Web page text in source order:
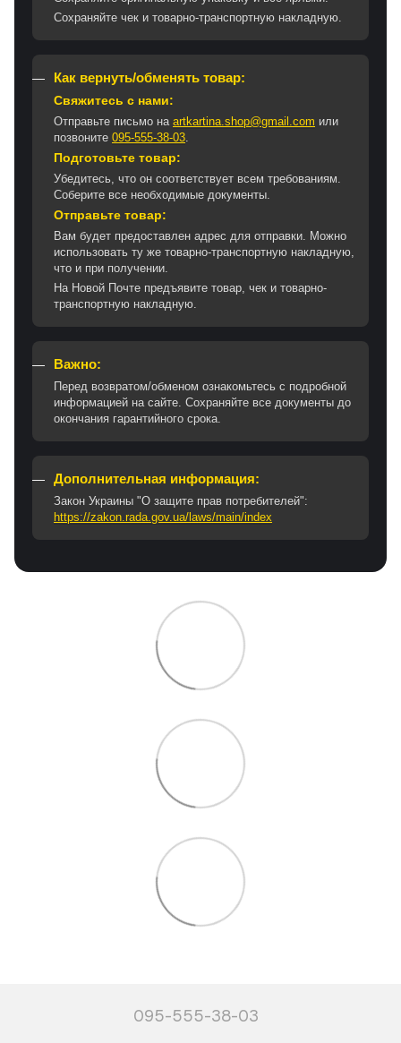
Сохраняйте чек и товарно-транспортную накладную.
Как вернуть/обменять товар:
Свяжитесь с нами:
Отправьте письмо на artkartina.shop@gmail.com или
позвоните 095-555-38-03.
Подготовьте товар:
Убедитесь, что он соответствует всем требованиям.
Соберите все необходимые документы.
Отправьте товар:
Вам будет предоставлен адрес для отправки. Можно
использовать ту же товарно-транспортную накладную,
что и при получении.
На Новой Почте предъявите товар, чек и товарно-
транспортную накладную.
Важно:
Перед возвратом/обменом ознакомьтесь с подробной
информацией на сайте. Сохраняйте все документы до
окончания гарантийного срока.
Дополнительная информация:
Закон Украины "О защите прав потребителей":
https://zakon.rada.gov.ua/laws/main/index
095-555-38-03